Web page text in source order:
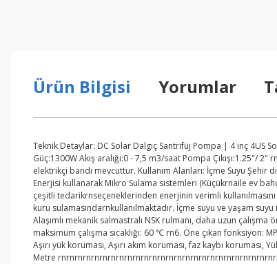
Ürün Bilgisi Yorumlar
Teknik Detaylar: DC Solar Dalgıç Santrifüj Pompa | 4 inç 4US
Güç:1300W Akış aralığı:0 - 7,5 m3/saat Pompa Çıkışı:1.25"/
elektrikçi bandı mevcuttur. Kullanım Alanları: İçme Suyu
Enerjisi kullanarak Mikro Sulama sistemleri (Küçükrnaile ev
çeşitli tedarikrnseçeneklerinden enerjinin verimli
kuru sulamasındarnkullanılmaktadır. İçme suyu ve yaşam
Alaşımlı mekanik salmastralı NSK rulmanı, daha uzun
maksimum çalışma sıcaklığı: 60 ℃ rn6. Öne çıkan fonksiyon:
Aşırı yük koruması, Aşırı akım koruması, faz kaybı
Metre